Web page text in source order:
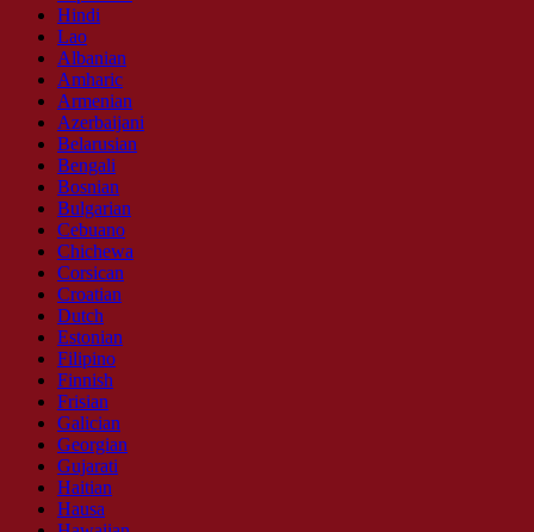
Hindi
Lao
Albanian
Amharic
Armenian
Azerbaijani
Belarusian
Bengali
Bosnian
Bulgarian
Cebuano
Chichewa
Corsican
Croatian
Dutch
Estonian
Filipino
Finnish
Frisian
Galician
Georgian
Gujarati
Haitian
Hausa